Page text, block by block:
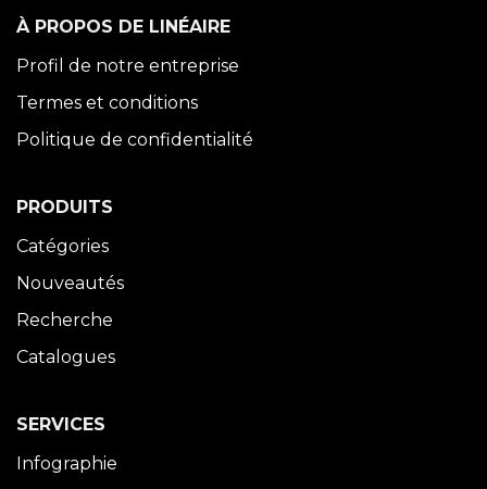
À PROPOS DE LINÉAIRE
Profil de notre entreprise
Termes et conditions
Politique de confidentialité
PRODUITS
Catégories
Nouveautés
Recherche
Catalogues
SERVICES
Infographie